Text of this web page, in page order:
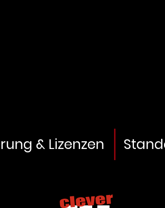
& Lizenzen